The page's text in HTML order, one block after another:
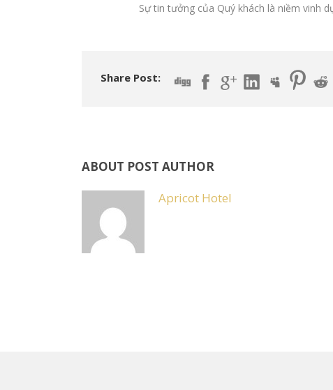
Sự tin tưởng của Quý khách là niềm vinh
Share Post:
ABOUT POST AUTHOR
Apricot Hotel